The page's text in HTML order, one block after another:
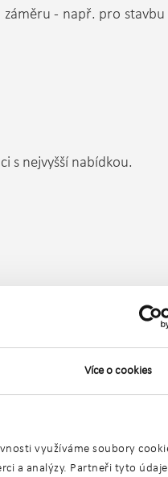
Více o cookies
využíváme soubory
a analýzy. Partneři tyto
- např. pro
s nejvyšší nabídkou.